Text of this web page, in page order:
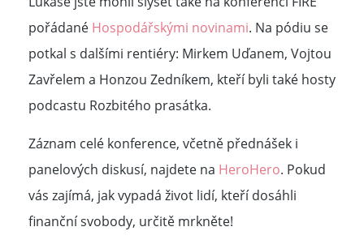
pořádané Hospodářskými novinami. Na pódiu se
potkal s dalšími rentiéry: Mirkem Uďanem, Vojtou
Zavřelem a Honzou Zedníkem, kteří byli také hosty
podcastu Rozbitého prasátka.
Záznam celé konference, včetně přednášek i
panelových diskusí, najdete na HeroHero. Pokud
vás zajímá, jak vypadá život lidí, kteří dosáhli
finanční svobody, určitě mrkněte!